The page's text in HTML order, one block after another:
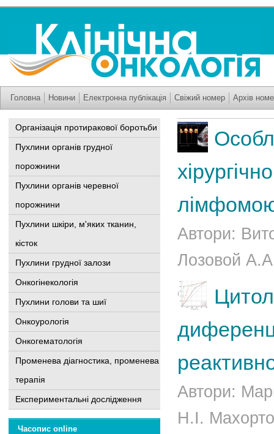
Головна Новини Електронна публікація Свіжий номер Архів
Організація протиракової боротьби
Пухлини органів грудної
порожнини
Пухлини органів черевної
порожнини
Пухлини шкіри, м'яких тканин,
кісток
Пухлини грудної залози
Онкогінекологія
Пухлини голови та шиї
Онкоурологія
Онкогематологія
Променева діагностика, променева
терапія
Експериментальні дослідження
Часопис online
Автори:
Лозовой
Автори:
Н.І.